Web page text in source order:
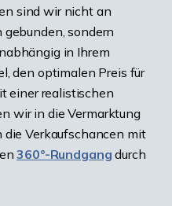
sind wir nicht an
sondern
in Ihrem
den optimalen Preis für
einer realistischen
wir in die Vermarktung
die Verkaufschancen mit
360°-Rundgang durch